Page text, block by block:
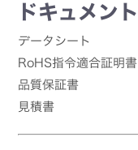
ドキュメント
データシート
RoHS指令適合証明書
品質保証書
見積書